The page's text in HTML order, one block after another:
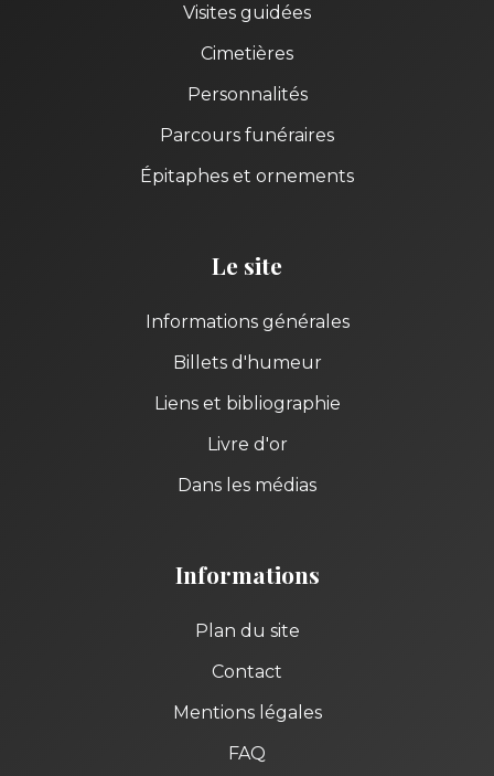
Visites guidées
Cimetières
Personnalités
Parcours funéraires
Épitaphes et ornements
Le site
Informations générales
Billets d'humeur
Liens et bibliographie
Livre d'or
Dans les médias
Informations
Plan du site
Contact
Mentions légales
FAQ